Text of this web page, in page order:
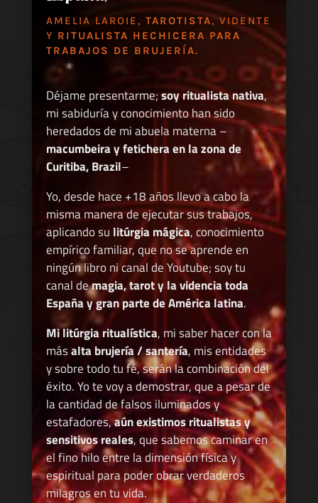
AMELIA LAROIE, TAROTISTA, VIDENTE
Y RITUALISTA HECHICERA PARA
TRABAJOS DE BRUJERÍA.
Déjame presentarme;soy ritualista nativa,
mi sabiduría y conocimiento han sido
heredados de mi abuela materna –
macumbeira y fetichera en la zona de
Curitiba, Brazil–
Yo, desde hace +18 años llevo a cabo la
misma manera de ejecutar sus trabajos,
aplicando su litúrgia mágica, conocimiento
empírico familiar, que no se aprende en
ningún libro ni canal de Youtube; soy tu
canal demagia, tarot y la videncia toda
España y gran parte de América latina.
Mi litúrgia ritualística, mi saber hacer con la
másalta brujería / santería, mis entidades
y sobre todo tu fé, serán la combinación del
éxito. Yo te voy a demostrar, que a pesar de
la cantidad de falsos iluminados y
estafadores,aún existimos ritualistas y
sensitivos reales, que sabemos caminar en
el fino hilo entre la dimensión física y
espiritual para poder obrar verdaderos
milagros en tu vida.